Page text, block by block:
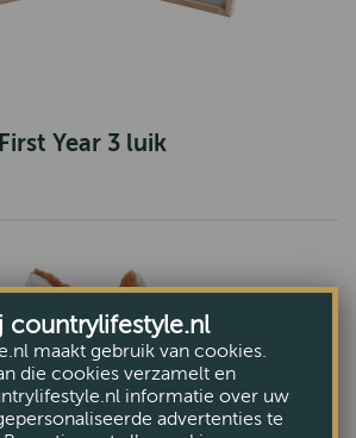
Year 3 luik
countrylifestyle.nl
maakt gebruik van cookies.
die cookies verzamelt en
informatie over uw
advertenties te